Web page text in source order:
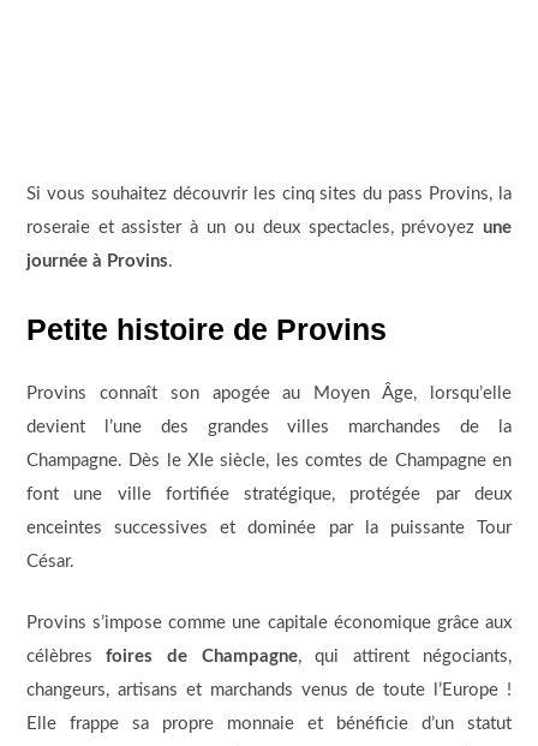
Si vous souhaitez découvrir les cinq sites du pass Provins, la
roseraie et assister à un ou deux spectacles, prévoyezune
journée à Provins.
Petite histoire de Provins
Provins connaît son apogée au Moyen Âge, lorsqu’elle
devient l’une des grandes villes marchandes de la
Champagne. Dès le XIe siècle, les comtes de Champagne en
font une ville fortifiée stratégique, protégée par deux
enceintes successives et dominée par la puissante Tour
César.
Provins s’impose comme une capitale économique grâce aux
célèbresfoires de Champagne, qui attirent négociants,
changeurs, artisans et marchands venus de toute l’Europe !
Elle frappe sa propre monnaie et bénéficie d’un statut